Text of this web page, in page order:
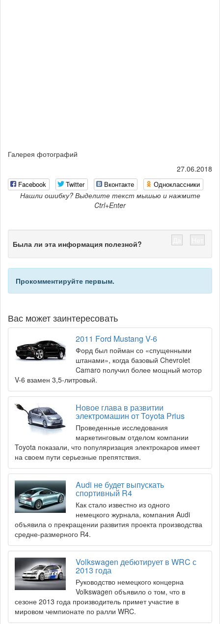
Галерея фотографий
27.06.2018
Facebook Twitter Вконтакте Одноклассники
Нашли ошибку? Выделите текст мышью и нажмите
Ctrl+Enter
Была ли эта информация полезной?
Прокомментируйте первым.
Вас может заинтересовать
2011 Ford Mustang V-6
Форд был пойман со «спущенными
штанами», когда базовый Chevrolet
Camaro получил более мощный мотор
V-6 взамен 3,5-литровый.
Новое глава в развитии
электромашин от Toyota Prius
Проведенные исследования
маркетинговым отделом компании
Toyota показали, что популяризация электрокаров имеет
на своем пути серьезные препятствия.
Audi не будет выпускать
спортивный R4
Как стало известно из одного
немецкого журнала, компания Audi
объявила о прекращении развития проекта производства
средне-размерного R4.
Volkswagen дебютирует в WRC с
2013 года
Руководство немецкого концерна
Volkswagen объявило о том, что в
сезоне 2013 года производитель примет участие в
мировом чемпионате по ралли WRC.